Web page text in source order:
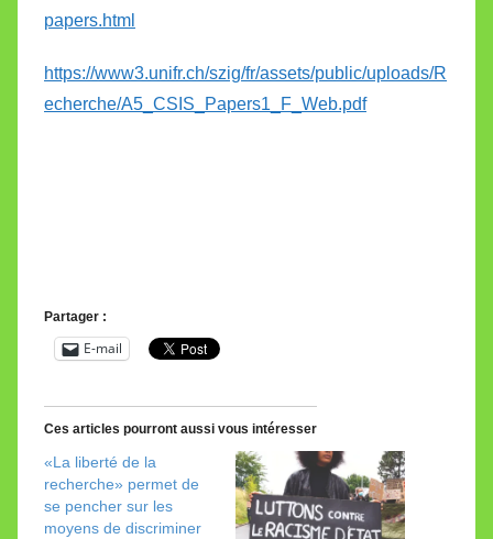
papers.html
https://www3.unifr.ch/szig/fr/assets/public/uploads/R
echerche/A5_CSIS_Papers1_F_Web.pdf
Partager :
E-mail
Ces articles pourront aussi vous intéresser
«La liberté de la
recherche» permet de
se pencher sur les
moyens de discriminer